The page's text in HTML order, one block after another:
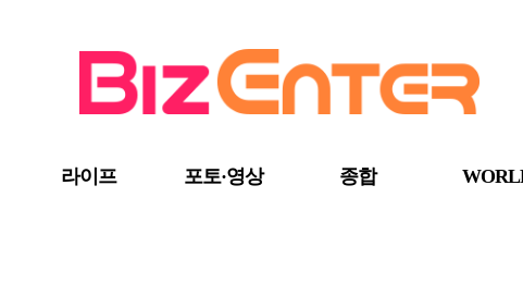
라이프 포토·영상 종합